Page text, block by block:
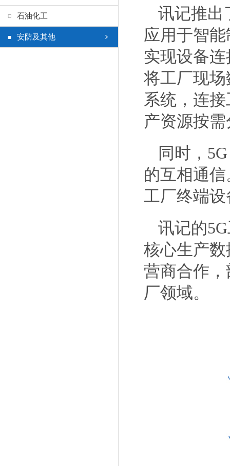
石油化工
安防及其他
讯记推出
应用于智
实现设备
将工厂现
系统，连
产资源按
同时，
的互相通
工厂终端
讯记的5G
核心生产
营商合作
厂领域。